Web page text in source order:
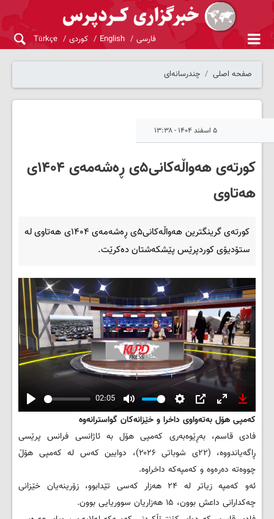
فارسی English کوردی Türkçe
صفحه اصلی چندرسانه‌ای
۵ اسفند ۱۴۰۴ - ۱۳:۳۸
کورتەی هەواڵەکانی۵ی ڕەشەمەی ۱۴۰۴ی
هەتاوی
کورتەی گرینگترین هەواڵەکانی۵ی ڕەشەمەی ۱۴۰۴ی هەتاوی لە
ستۆدیۆی کوردپرێس پێشکەشتان دەکرێت.
Play
02:05
Mute Settings
PIP Enter
fullscreen
کەمپی هۆل بەتەواوی داخرا و خێزانەکان گواسترانەوە
فادی قاسم، بەڕێوەبەری کەمپی هۆل بە ئاژانسی فرانس پرێسی
ڕاگەیاندووە، (۲۲ی شوباتی ۲۰۲۶)، دوایین کەس لە کەمپی هۆڵ
چووەتە دەرەوە و کەمپەکە داخراوە.
ئەو کەمپە زیاتر لە ۲۴ هەزار کەسی تێدابوو، زۆرینەیان خێزانی
چەکدارانی داعش بوون، ۱۵ هەزاریان سووریایی بوون.